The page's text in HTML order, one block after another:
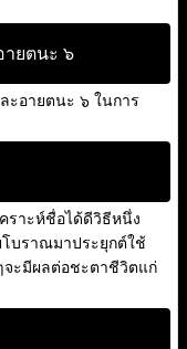
ายตนะ ๖
ะอายตนะ ๖ ในการ
ราะห์ชื่อได้ดีวิธีหนึ่ง
บราณมาประยุกต์ใช้
ะมีผลต่อชะตาชีวิตแก่